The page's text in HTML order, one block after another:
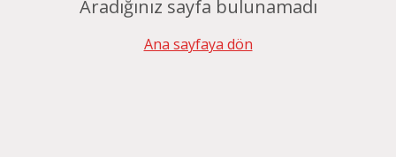
Aradığınız sayfa bulunamadı
Ana sayfaya dön